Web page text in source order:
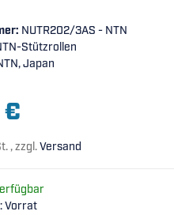
NUTR202/3AS - NTN
Stützrollen
Japan
€
, zzgl.Versand
Vorrat